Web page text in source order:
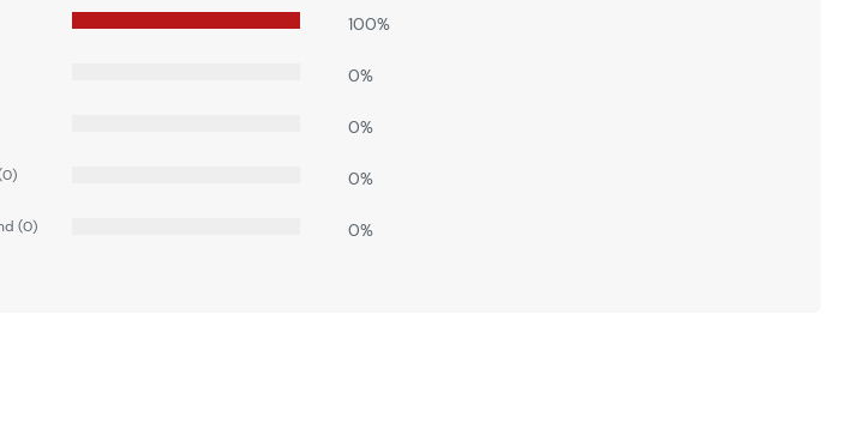
100%
0%
0%
0%
(0) 0%